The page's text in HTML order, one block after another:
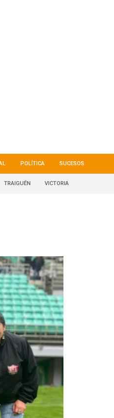
POLÍTICA SUCESOS
TRAIGUÉN VICTORIA